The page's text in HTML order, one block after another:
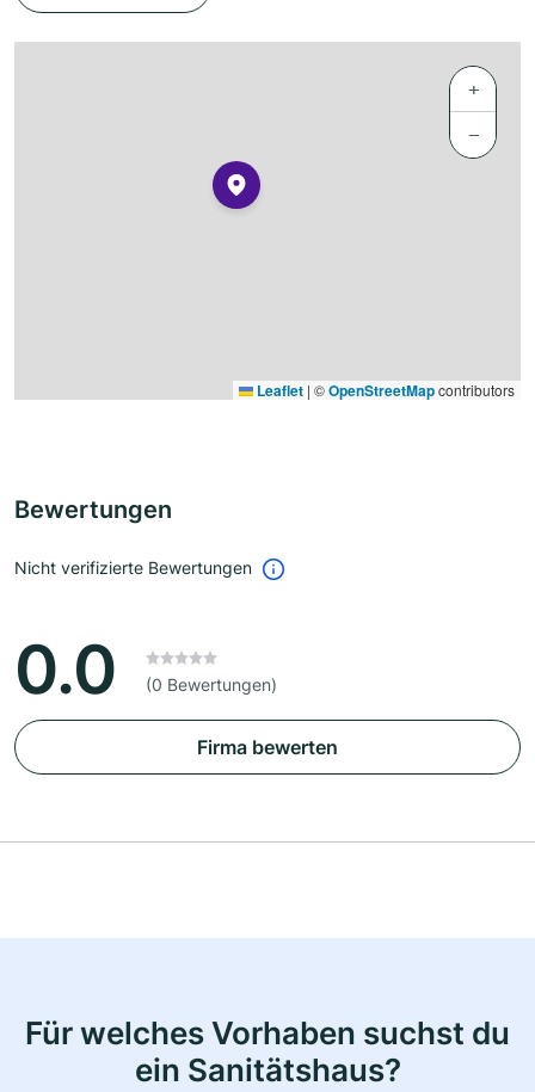
+
−
Leaflet | ©OpenStreetMapcontributors
Bewertungen
Nicht verifizierte Bewertungen
0.0 (0 Bewertungen)
Firma bewerten
Für welches Vorhaben suchst du
ein Sanitätshaus?